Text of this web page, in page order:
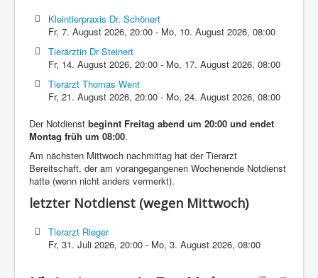
Kleintierpraxis Dr. Schönert
Fr, 7. August 2026,20:00 - Mo, 10. August 2026,08:00
Tierärztin Dr Steinert
Fr, 14. August 2026,20:00 - Mo, 17. August 2026,08:00
Tierarzt Thomas Went
Fr, 21. August 2026,20:00 - Mo, 24. August 2026,08:00
Der Notdienst beginnt Freitag abend um 20:00 und endet
Montag früh um 08:00.
Am nächsten Mittwoch nachmittag hat der Tierarzt
Bereitschaft, der am vorangegangenen Wochenende Notdienst
hatte (wenn nicht anders vermerkt).
letzter Notdienst (wegen Mittwoch)
Tierarzt Rieger
Fr, 31. Juli 2026,20:00 - Mo, 3. August 2026,08:00